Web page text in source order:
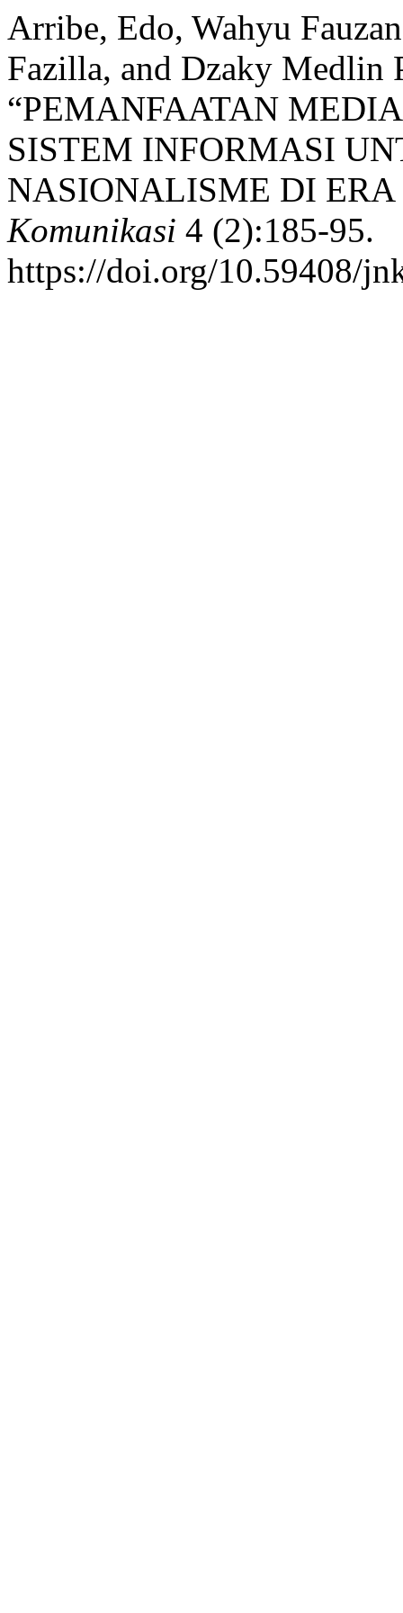
Arribe, Edo, Wahyu
Fazilla, and Dzaky Medlin
“PEMANFAATAN
SISTEM INFORMASI
NASIONALISME DI
Komunikasi 4 (2):185-95.
https://doi.org/10.59408/